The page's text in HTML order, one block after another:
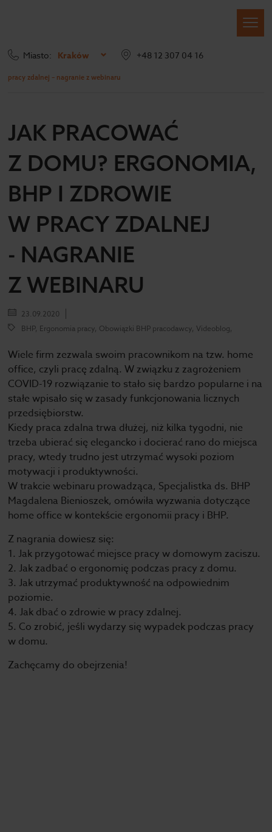
Miasto: Kraków +48 12 307 04 16
pracy zdalnej – nagranie z webinaru
JAK PRACOWAĆ
Z DOMU? ERGONOMIA,
BHP I ZDROWIE
W PRACY ZDALNEJ
- NAGRANIE
Z WEBINARU
23.09.2020
BHP, Ergonomia pracy, Obowiązki BHP pracodawcy, Videoblog,
Wiele firm zezwala swoim pracownikom na tzw. home
office, czyli pracę zdalną. W związku z zagrożeniem
COVID-19 rozwiązanie to stało się bardzo popularne i na
stałe wpisało się w zasady funkcjonowania licznych
przedsiębiorstw.
Kiedy praca zdalna trwa dłużej, niż kilka tygodni, nie
trzeba ubierać się elegancko i docierać rano do miejsca
pracy, wtedy trudno jest utrzymać wysoki poziom
motywacji i produktywności.
W trakcie webinaru prowadząca, Specjalistka ds. BHP
Magdalena Bienioszek, omówiła wyzwania dotyczące
home office w kontekście ergonomii pracy i BHP.
Z nagrania dowiesz się:
1. Jak przygotować miejsce pracy w domowym zaciszu.
2. Jak zadbać o ergonomię podczas pracy z domu.
3. Jak utrzymać produktywność na odpowiednim
poziomie.
4. Jak dbać o zdrowie w pracy zdalnej.
5. Co zrobić, jeśli wydarzy się wypadek podczas pracy
w domu.
Zachęcamy do obejrzenia!